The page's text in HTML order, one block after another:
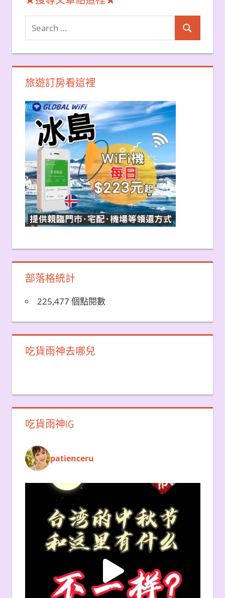
Search
for:
Search
旅遊訂房看這裡
部落格統計
225,477 個點閱數
吃貨雨神去哪兒
吃貨雨神IG
patienceru